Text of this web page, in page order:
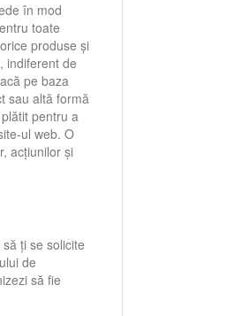
în mod
toate
produse și
indiferent de
pe baza
sau altă formă
pentru a
ul web. O
acțiunilor și
ți se solicite
de
să fie